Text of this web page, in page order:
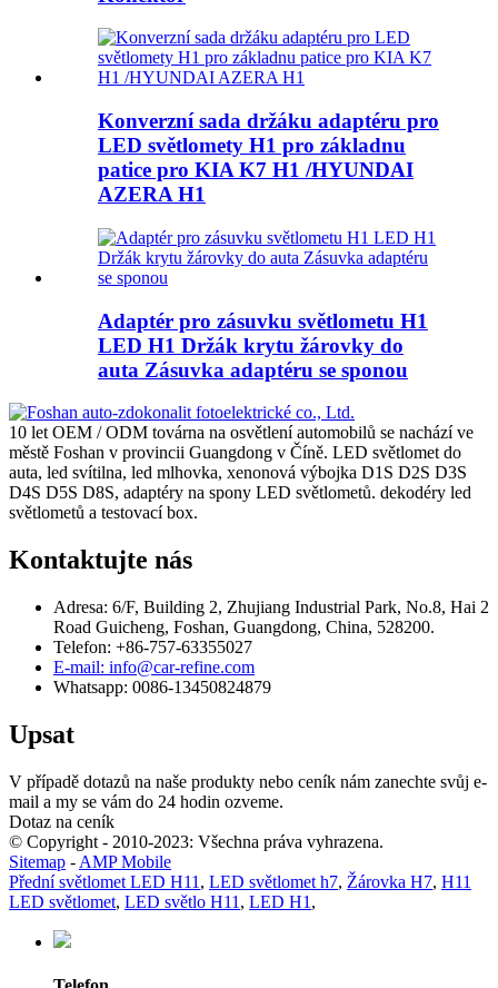
Konverzní sada držáku adaptéru pro
LED světlomety H1 pro základnu
patice pro KIA K7 H1 /HYUNDAI
AZERA H1
Adaptér pro zásuvku světlometu H1
LED H1 Držák krytu žárovky do
auta Zásuvka adaptéru se sponou
10 let OEM / ODM továrna na osvětlení automobilů se nachází ve
městě Foshan v provincii Guangdong v Číně. LED světlomet do
auta, led svítilna, led mlhovka, xenonová výbojka D1S D2S D3S
D4S D5S D8S, adaptéry na spony LED světlometů. dekodéry led
světlometů a testovací box.
Kontaktujte nás
Adresa: 6/F, Building 2, Zhujiang Industrial Park, No.8, Hai 2
Road Guicheng, Foshan, Guangdong, China, 528200.
Telefon: +86-757-63355027
E-mail: info@car-refine.com
Whatsapp: 0086-13450824879
Upsat
V případě dotazů na naše produkty nebo ceník nám zanechte svůj e-
mail a my se vám do 24 hodin ozveme.
Dotaz na ceník
© Copyright - 2010-2023: Všechna práva vyhrazena.
Sitemap - AMP Mobile
Přední světlomet LED H11 , LED světlomet h7, Žárovka H7, H11
LED světlomet, LED světlo H11 , LED H1 ,